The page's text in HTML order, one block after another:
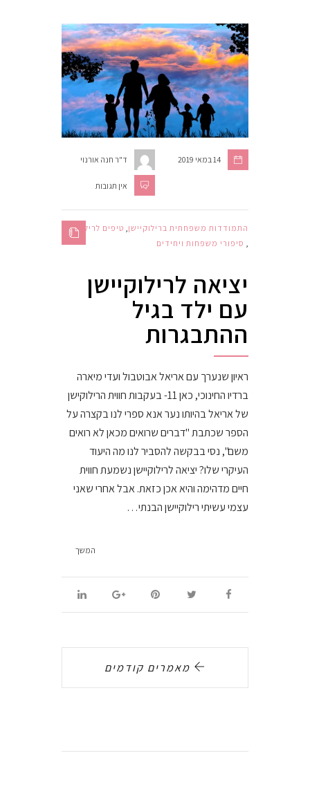
ד"ר חנה אורנוי 14 במאי 2019
אין תגובות
התמודדות משפחתית ברילוקיישן, טיפים לרילוקיישן
, סיפורי משפחות ויחידים
יציאה לרילוקיישן
עם ילד בגיל
ההתבגרות
ראיון שנערך עם אריאל אבוטבול ועדי מיארה
ברדיו החינוכי, כאן 11- בעקבות חווית הרילוקישן
של אריאל בהיותו נער אנא ספרי לנו בקצרה על
הספר שכתבת "דברים שרואים מכאן לא רואים
משם", נסי בבקשה להסביר לנו מה היעוד
העיקרי שלו? יציאה לרילוקיישן נשמעת חווית
חיים מדהימה והיא אכן כזאת. אבל אחרי שאני
עצמי עשיתי רילוקיישן הבנתי…
המשך
מאמרים קודמים